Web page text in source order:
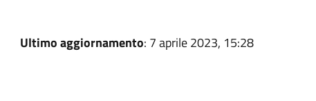
Ultimo aggiornamento: 7 aprile 2023, 15:28